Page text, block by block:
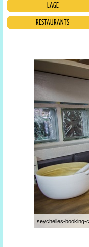
LAGE
RESTAURANTS
seychelles-booking-